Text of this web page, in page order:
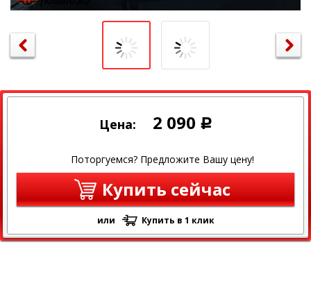
Цена: 2 090 Р
Поторгуемся? Предложите Вашу цену!
Купить сейчас
или Купить в 1 клик